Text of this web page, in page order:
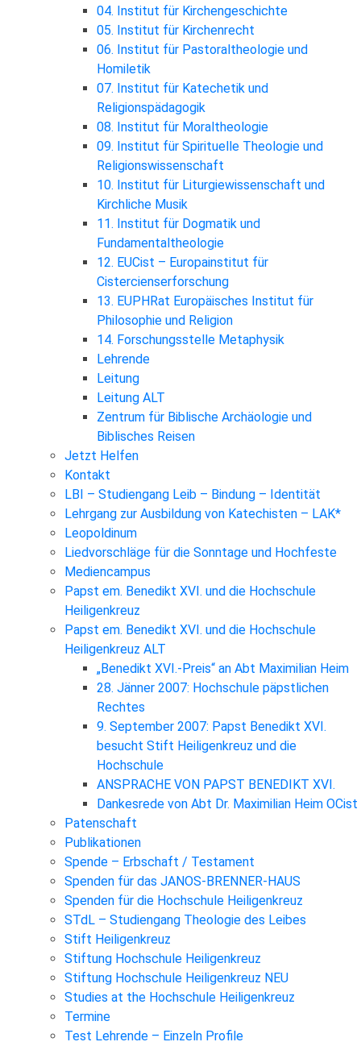
04. Institut für Kirchengeschichte
05. Institut für Kirchenrecht
06. Institut für Pastoraltheologie und
Homiletik
07. Institut für Katechetik und
Religionspädagogik
08. Institut für Moraltheologie
09. Institut für Spirituelle Theologie und
Religionswissenschaft
10. Institut für Liturgiewissenschaft und
Kirchliche Musik
11. Institut für Dogmatik und
Fundamentaltheologie
12. EUCist – Europainstitut für
Cistercienserforschung
13. EUPHRat Europäisches Institut für
Philosophie und Religion
14. Forschungsstelle Metaphysik
Lehrende
Leitung
Leitung ALT
Zentrum für Biblische Archäologie und
Biblisches Reisen
Jetzt Helfen
Kontakt
LBI – Studiengang Leib – Bindung – Identität
Lehrgang zur Ausbildung von Katechisten – LAK*
Leopoldinum
Liedvorschläge für die Sonntage und Hochfeste
Mediencampus
Papst em. Benedikt XVI. und die Hochschule
Heiligenkreuz
Papst em. Benedikt XVI. und die Hochschule
Heiligenkreuz ALT
„Benedikt XVI.-Preis“ an Abt Maximilian Heim
28. Jänner 2007: Hochschule päpstlichen
Rechtes
9. September 2007: Papst Benedikt XVI.
besucht Stift Heiligenkreuz und die
Hochschule
ANSPRACHE VON PAPST BENEDIKT XVI.
Dankesrede von Abt Dr. Maximilian Heim OCist
Patenschaft
Publikationen
Spende – Erbschaft / Testament
Spenden für das JANOS-BRENNER-HAUS
Spenden für die Hochschule Heiligenkreuz
STdL – Studiengang Theologie des Leibes
Stift Heiligenkreuz
Stiftung Hochschule Heiligenkreuz
Stiftung Hochschule Heiligenkreuz NEU
Studies at the Hochschule Heiligenkreuz
Termine
Test Lehrende – Einzeln Profile